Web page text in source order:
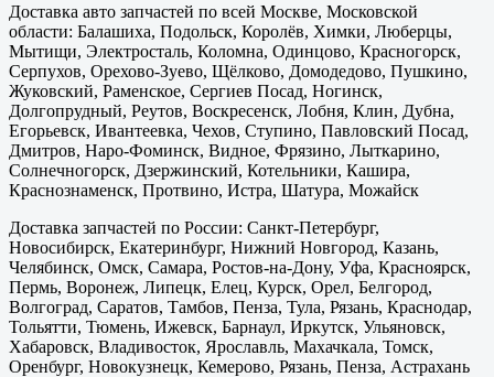
Доставка авто запчастей по всей Москве, Московской
области: Балашиха, Подольск, Королёв, Химки, Люберцы,
Мытищи, Электросталь, Коломна, Одинцово, Красногорск,
Серпухов, Орехово-Зуево, Щёлково, Домодедово, Пушкино,
Жуковский, Раменское, Сергиев Посад, Ногинск,
Долгопрудный, Реутов, Воскресенск, Лобня, Клин, Дубна,
Егорьевск, Ивантеевка, Чехов, Ступино, Павловский Посад,
Дмитров, Наро-Фоминск, Видное, Фрязино, Лыткарино,
Солнечногорск, Дзержинский, Котельники, Кашира,
Краснознаменск, Протвино, Истра, Шатура, Можайск
Доставка запчастей по России: Санкт-Петербург,
Новосибирск, Екатеринбург, Нижний Новгород, Казань,
Челябинск, Омск, Самара, Ростов-на-Дону, Уфа, Красноярск,
Пермь, Воронеж, Липецк, Елец, Курск, Орел, Белгород,
Волгоград, Саратов, Тамбов, Пенза, Тула, Рязань, Краснодар,
Тольятти, Тюмень, Ижевск, Барнаул, Иркутск, Ульяновск,
Хабаровск, Владивосток, Ярославль, Махачкала, Томск,
Оренбург, Новокузнецк, Кемерово, Рязань, Пенза, Астрахань